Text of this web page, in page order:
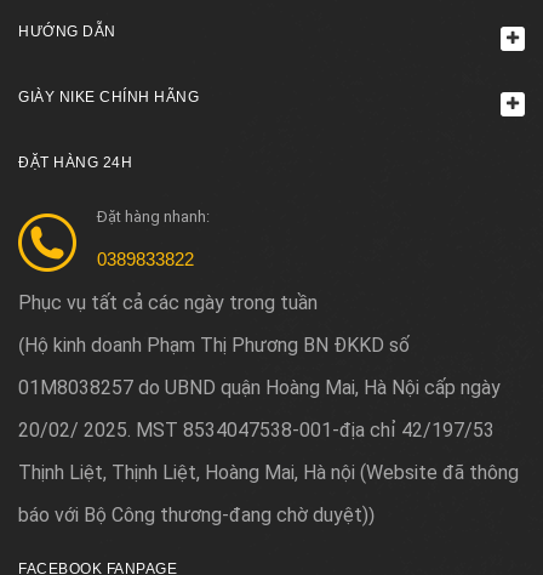
HƯỚNG DẪN
GIÀY NIKE CHÍNH HÃNG
ĐẶT HÀNG 24H
Đặt hàng nhanh:
0389833822
Phục vụ tất cả các ngày trong tuần
(Hộ kinh doanh Phạm Thị Phương BN ĐKKD số
01M8038257 do UBND quận Hoàng Mai, Hà Nội cấp ngày
20/02/ 2025. MST 8534047538-001-địa chỉ 42/197/53
Thịnh Liệt, Thịnh Liệt, Hoàng Mai, Hà nội (Website đã thông
báo với Bộ Công thương-đang chờ duyệt))
FACEBOOK FANPAGE